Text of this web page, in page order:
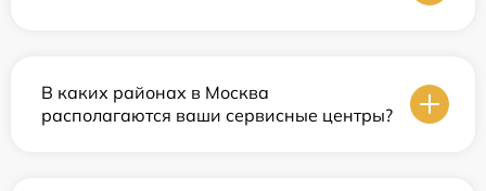
В каких районах в Москва
располагаются ваши сервисные центры?